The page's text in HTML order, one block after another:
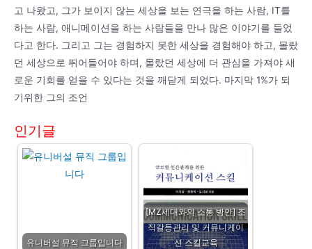
고 나왔고, 그가 보이지 않는 세상을 보는 연극을 하는 사람, IT를
하는 사람, 애니메이션을 하는 사람들을 만나 많은 이야기를 들었
다고 한다. 그리고 그는 경험하지 못한 세상을 경험해야 하고, 몰랐
던 세상으로 뛰어들어야 하며, 몰랐던 세상에 더 관심을 가져야 새
로운 기회를 얻을 수 있다는 것을 깨닫게 되었다. 마지막 1%가 되
기위한 그의 조언
인기글
유니버설 뮤직 그룹입니다
[MZ세대와의 소통 방안] 조
직갈등관리 및 커뮤니케이
션 스킬교육